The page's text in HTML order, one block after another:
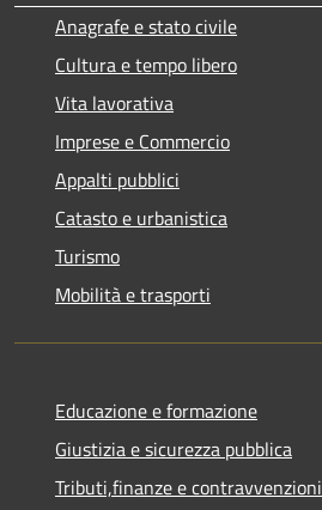
Anagrafe e stato civile
Cultura e tempo libero
Vita lavorativa
Imprese e Commercio
Appalti pubblici
Catasto e urbanistica
Turismo
Mobilità e trasporti
Educazione e formazione
Giustizia e sicurezza pubblica
Tributi,finanze e contravvenzioni